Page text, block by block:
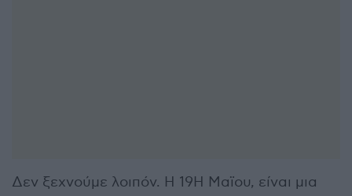
Δεν ξεχνούμε λοιπόν. Η 19Η Μαϊου, είναι μια